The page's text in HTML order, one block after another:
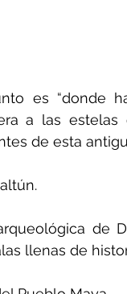
es “donde
a las
de esta
de
llenas de